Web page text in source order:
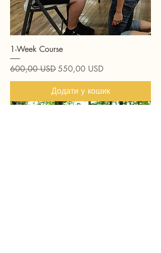
1-Week Course
Звичайна ціна
600,00 USDЗа розпродажем
550,00 USD
Додати у кошик